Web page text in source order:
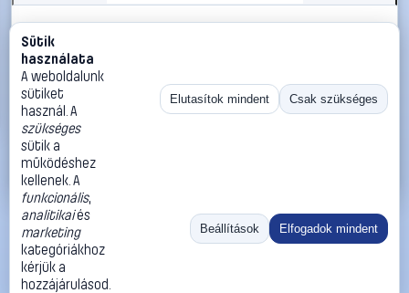
BLOCK EB-1824-060-0 Elektronikus védőkapcsoló 24 V/DC
6 A Kimenetek száma:1 x Tartalom, tartalmi egységek
rendelésenként 1 db
BLOCK Kalapsínre szerelhető tápegységek
19 990 Ft
Kosárba
«
Ugrás:
Méret:
Rendezés:
©2026
ÁSZF
Sütik
használata
A weboldalunk
sütiket
használ. A
szükséges
sütik a
működéshez
kellenek. A
funkcionális,
analitikaiés
marketing
kategóriákhoz
kérjük a
hozzájárulásod.
Elutasítok mindent Csak szükséges
Beállítások Elfogadok mindent